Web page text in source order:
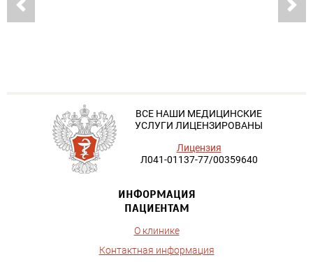
ВСЕ НАШИ МЕДИЦИНСКИЕ
УСЛУГИ ЛИЦЕНЗИРОВАНЫ
Лицензия
Л041-01137-77/00359640
ИНФОРМАЦИЯ
ПАЦИЕНТАМ
О клинике
Контактная информация